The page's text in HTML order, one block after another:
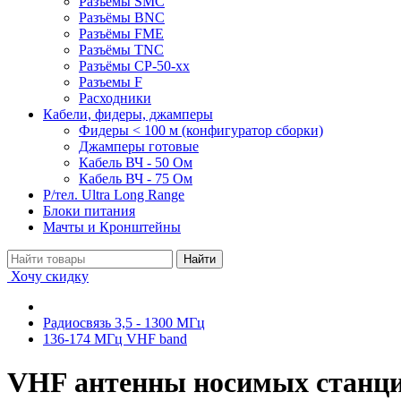
Разъёмы BNC
Разъёмы FME
Разъёмы TNC
Разъёмы СР-50-xx
Разъемы F
Расходники
Кабели, фидеры, джамперы
Фидеры < 100 м (конфигуратор сборки)
Джамперы готовые
Кабель ВЧ - 50 Ом
Кабель ВЧ - 75 Ом
Р/тел. Ultra Long Range
Блоки питания
Мачты и Кронштейны
Хочу скидку
Радиосвязь 3,5 - 1300 МГц
136-174 МГц VHF band
VHF антенны носимых